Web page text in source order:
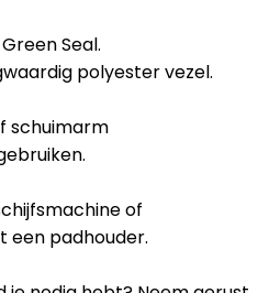
Seal.
polyester vezel.
schuimarm
of
een padhouder.